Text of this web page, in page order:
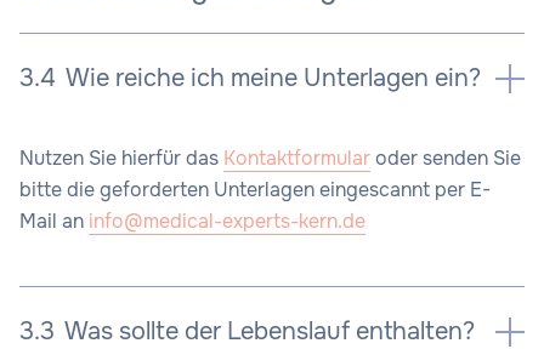
3.4 Wie reiche ich meine Unterlagen ein?
Nutzen Sie hierfür das Kontaktformularoder senden Sie
bitte die geforderten Unterlagen eingescannt per E-
Mail an info@medical-experts-kern.de
3.3 Was sollte der Lebenslauf enthalten?